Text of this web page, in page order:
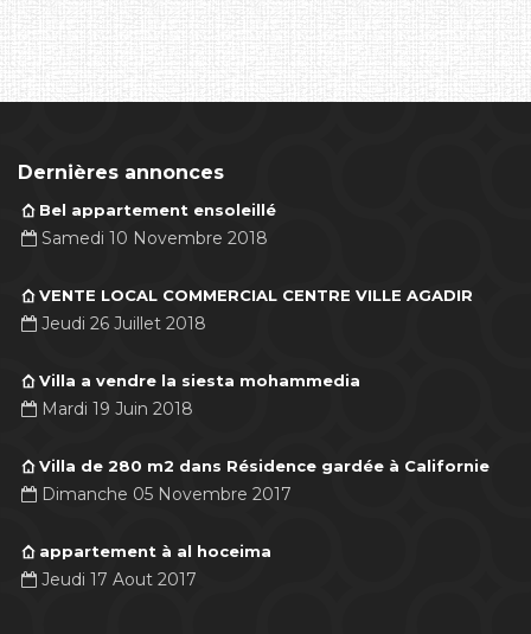
Dernières annonces
Bel appartement ensoleillé
Samedi 10 Novembre 2018
VENTE LOCAL COMMERCIAL CENTRE VILLE AGADIR
Jeudi 26 Juillet 2018
Villa a vendre la siesta mohammedia
Mardi 19 Juin 2018
Villa de 280 m2 dans Résidence gardée à Californie
Dimanche 05 Novembre 2017
appartement à al hoceima
Jeudi 17 Aout 2017